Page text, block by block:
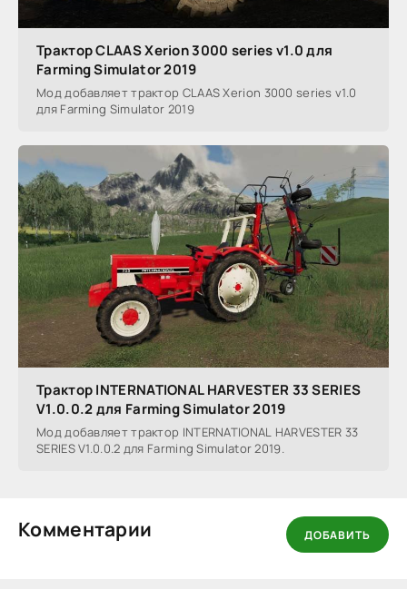
Трактор CLAAS Xerion 3000 series v1.0 для
Farming Simulator 2019
Мод добавляет трактор CLAAS Xerion 3000 series v1.0
для Farming Simulator 2019
Трактор INTERNATIONAL HARVESTER 33 SERIES
V1.0.0.2 для Farming Simulator 2019
Мод добавляет трактор INTERNATIONAL HARVESTER 33
SERIES V1.0.0.2 для Farming Simulator 2019.
Комментарии ДОБАВИТЬ